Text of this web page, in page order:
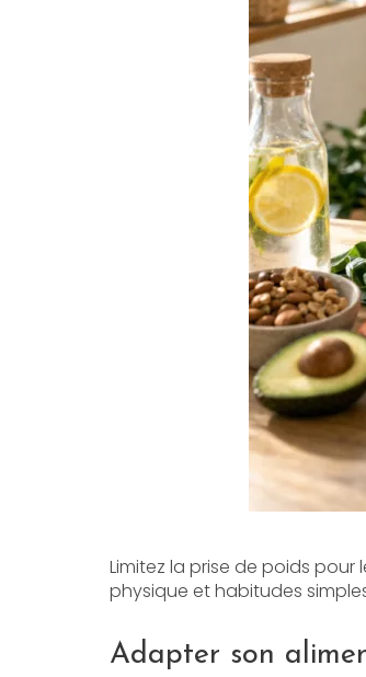
Limitez la prise de poids
physique et habitudes
Adapter son